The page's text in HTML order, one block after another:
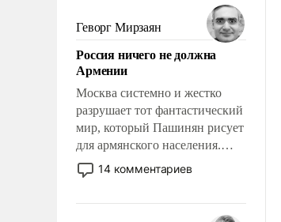
Сложившаяся ситуация
означает многолетний период
уязвимости США, например,
перед Китаем.
Геворг Мирзаян
Россия ничего не должна
Армении
Москва системно и жестко
разрушает тот фантастический
мир, который Пашинян рисует
для армянского населения.
Мир, где этому населению все
должны просто по
политические прожекты будут
14 комментариев